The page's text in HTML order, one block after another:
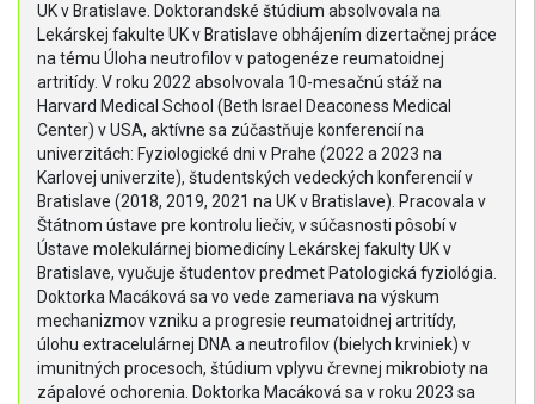
UK v Bratislave. Doktorandské štúdium absolvovala na
Lekárskej fakulte UK v Bratislave obhájením dizertačnej práce
na tému Úloha neutrofilov v patogenéze reumatoidnej
artritídy. V roku 2022 absolvovala 10-mesačnú stáž na
Harvard Medical School (Beth Israel Deaconess Medical
Center) v USA, aktívne sa zúčastňuje konferencií na
univerzitách: Fyziologické dni v Prahe (2022 a 2023 na
Karlovej univerzite), študentských vedeckých konferencií v
Bratislave (2018, 2019, 2021 na UK v Bratislave). Pracovala v
Štátnom ústave pre kontrolu liečiv, v súčasnosti pôsobí v
Ústave molekulárnej biomedicíny Lekárskej fakulty UK v
Bratislave, vyučuje študentov predmet Patologická fyziológia.
Doktorka Macáková sa vo vede zameriava na výskum
mechanizmov vzniku a progresie reumatoidnej artritídy,
úlohu extracelulárnej DNA a neutrofilov (bielych krviniek) v
imunitných procesoch, štúdium vplyvu črevnej mikrobioty na
zápalové ochorenia. Doktorka Macáková sa v roku 2023 sa